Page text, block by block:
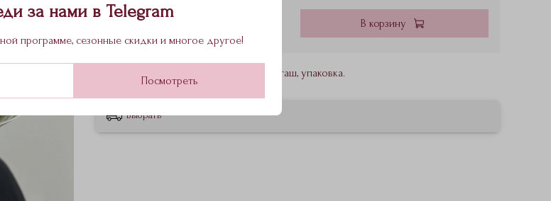
3 950 ₽ В корзину
Состав: кустовая Роза «Бомбастик», писташ, упаковка.
Выбрать
за нами в Telegram
программе, сезонные скидки и многое другое!
Посмотреть